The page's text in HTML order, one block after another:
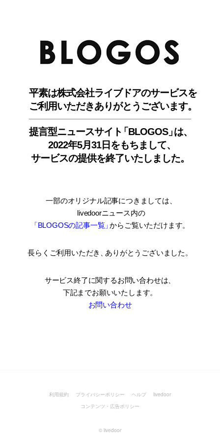
平素は株式会社ライブドアのサービスを
ご利用いただきありがとうございます。
提言型ニュースサイ ト「BLOGOS」は、
2022年5月31日をもちまして、
サービスの提供を終了いたしました。
一部のオリジナル記事につきましては
livedoorニュース内の
「BLOGOSの記事一覧」からご覧いただけます。
長らくご利用いただき ありがとうございました。
サービス終了に関するお問い合わせは、
下記までお願いいたします。
お問い合わせ
利用規約 プライバシーポリシー ヘルプ
livedoor
コンテンツ・広告ポリシー
© livedoor